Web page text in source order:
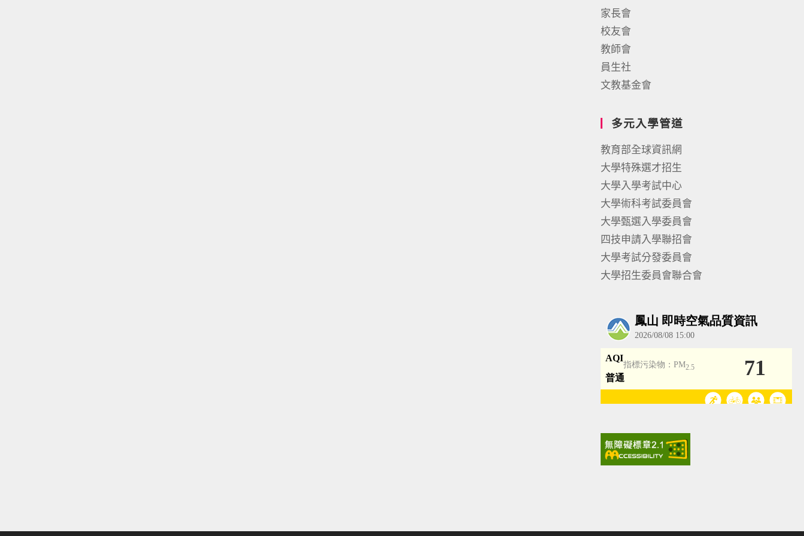
家長會
校友會
教師會
員生社
文教基金會
多元入學管道
教育部全球資訊網
大學特殊選才招生
大學入學考試中心
大學術科考試委員會
大學甄選入學委員會
四技申請入學聯招會
大學考試分發委員會
大學招生委員會聯合會